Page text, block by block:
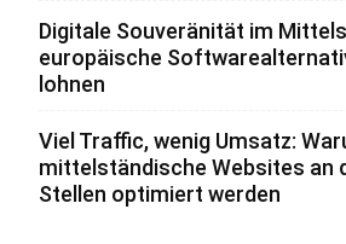
Digitale Souveränität im
europäische
lohnen
Viel Traffic, wenig Umsatz:
mittelständische Websites an
Stellen optimiert werden